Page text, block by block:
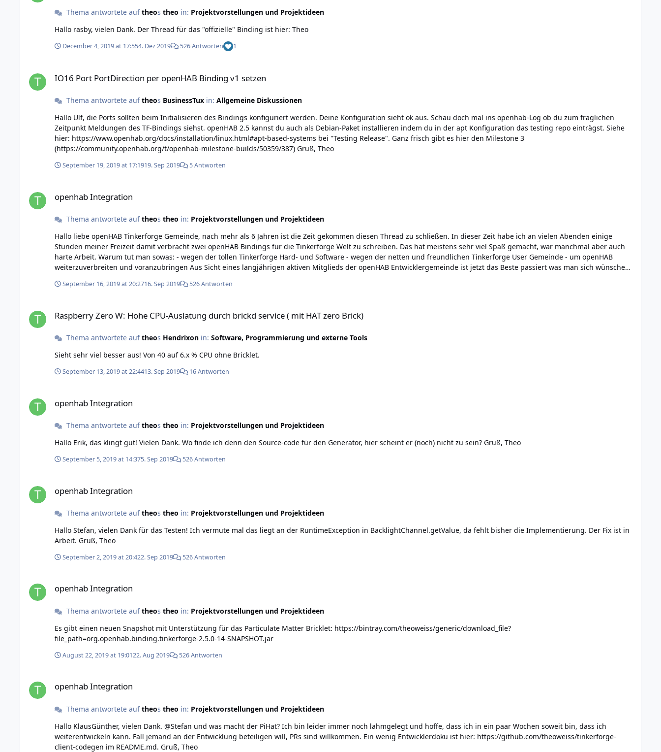
Thema antwortete auftheos theo in: Projektvorstellungen und Projektideen
Hallo rasby, vielen Dank. Der Thread für das "offizielle" Binding ist hier: Theo
December 4, 2019 at 17:554. Dez 2019 526 Antworten 1
IO16 Port PortDirection per openHAB Binding v1 setzen
Thema antwortete auftheos BusinessTuxin: Allgemeine Diskussionen
Hallo Ulf, die Ports sollten beim Initialisieren des Bindings konfiguriert werden. Deine Konfiguration sieht ok aus. Schau doch mal ins openhab-Log ob du zum fraglichen
Zeitpunkt Meldungen des TF-Bindings siehst. openHAB 2.5 kannst du auch als Debian-Paket installieren indem du in der apt Konfiguration das testing repo einträgst. Siehe
hier: https://www.openhab.org/docs/installation/linux.html#apt-based-systems bei "Testing Release". Ganz frisch gibt es hier den Milestone 3
(https://community.openhab.org/t/openhab-milestone-builds/50359/387) Gruß, Theo
September 19, 2019 at 17:1919. Sep 2019 5 Antworten
openhab Integration
Thema antwortete auftheos theo in: Projektvorstellungen und Projektideen
Hallo liebe openHAB Tinkerforge Gemeinde, nach mehr als 6 Jahren ist die Zeit gekommen diesen Thread zu schließen. In dieser Zeit habe ich an vielen Abenden einige
Stunden meiner Freizeit damit verbracht zwei openHAB Bindings für die Tinkerforge Welt zu schreiben. Das hat meistens sehr viel Spaß gemacht, war manchmal aber auch
harte Arbeit. Warum tut man sowas: - wegen der tollen Tinkerforge Hard- und Software - wegen der netten und freundlichen Tinkerforge User Gemeinde - um openHAB
weiterzuverbreiten und voranzubringen Aus Sicht eines langjährigen aktiven Mitglieds der openHAB Entwicklergemeinde ist jetzt das Beste passiert was man sich wünschen
Hand genommen um einen Entwickler zu bezahlen um einen Beitrag für ein open source Projekt zu schreiben. Super! Bei Fulltime-Entwicklung geht die Post natürlich auch
bin. Ich hoffe natürlich, dass Erik das Tinkerforge Binding auch in das openHAB2-addons Projekt integrieren lässt, so dass es mit den openHAB-Releases "offiziell" verfügbar
(sihui) für die viele Arbeit an der openhab1 Tinkerforge-Binding Doku. Bei den vielen Testern! Hier im besonderen bei Stefan (StefanOHAN) für seine ausführlichen Tests und
werde der Tinkerforge Gemeinde auch in Zukunft treu bleiben und die High-Level Tinkerforge Java-Bibliothek, die u.a. die Grundlage für mein openHAB 2 Binding ist,
weiterentwickeln. Sobald es da etwas zu "sehen" gibt werde ich einen neuen Thread in der TinkerUnity aufmachen. Natürlich werde ich auch weiterhin an openHAB
September 16, 2019 at 20:2716. Sep 2019 526 Antworten
Raspberry Zero W: Hohe CPU-Auslatung durch brickd service ( mit HAT zero Brick)
Thema antwortete auftheos Hendrixonin: Software, Programmierung und externe Tools
Sieht sehr viel besser aus! Von 40 auf 6.x % CPU ohne Bricklet.
September 13, 2019 at 22:4413. Sep 2019 16 Antworten
openhab Integration
Thema antwortete auftheos theo in: Projektvorstellungen und Projektideen
Hallo Erik, das klingt gut! Vielen Dank. Wo finde ich denn den Source-code für den Generator, hier scheint er (noch) nicht zu sein? Gruß, Theo
September 5, 2019 at 14:375. Sep 2019 526 Antworten
openhab Integration
Thema antwortete auftheos theo in: Projektvorstellungen und Projektideen
Hallo Stefan, vielen Dank für das Testen! Ich vermute mal das liegt an der RuntimeException in BacklightChannel.getValue, da fehlt bisher die Implementierung. Der Fix ist in
Arbeit. Gruß, Theo
September 2, 2019 at 20:422. Sep 2019 526 Antworten
openhab Integration
Thema antwortete auftheos theo in: Projektvorstellungen und Projektideen
Es gibt einen neuen Snapshot mit Unterstützung für das Particulate Matter Bricklet: https://bintray.com/theoweiss/generic/download_file?
file_path=org.openhab.binding.tinkerforge-2.5.0-14-SNAPSHOT.jar
August 22, 2019 at 19:0122. Aug 2019 526 Antworten
openhab Integration
Thema antwortete auftheos theo in: Projektvorstellungen und Projektideen
Hallo KlausGünther, vielen Dank. @Stefan und was macht der PiHat? Ich bin leider immer noch lahmgelegt und hoffe, dass ich in ein paar Wochen soweit bin, dass ich
weiterentwickeln kann. Fall jemand an der Entwicklung beteiligen will, PRs sind willkommen. Ein wenig Entwicklerdoku ist hier: https://github.com/theoweiss/tinkerforge-
client-codegen im README.md. Gruß, Theo